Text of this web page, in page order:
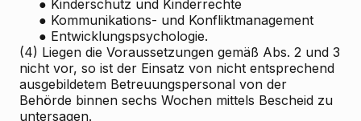
● Kinderschutz und Kinderrechte
● Kommunikations- und Konfliktmanagement
● Entwicklungspsychologie.
(4) Liegen die Voraussetzungen gemäß Abs. 2 und 3
nicht vor, so ist der Einsatz von nicht entsprechend
ausgebildetem Betreuungspersonal von der
Behörde binnen sechs Wochen mittels Bescheid zu
untersagen.